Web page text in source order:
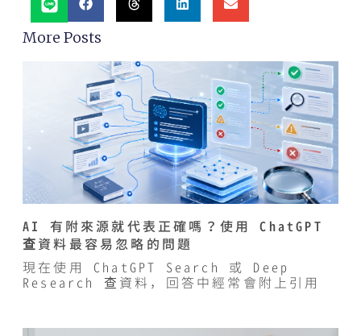
More Posts
AI 有附來源就代表正確嗎？使用 ChatGPT
查資料最容易忽略的問題
現在使用 ChatGPT Search 或 Deep
Research 查資料，回答中經常會附上引用